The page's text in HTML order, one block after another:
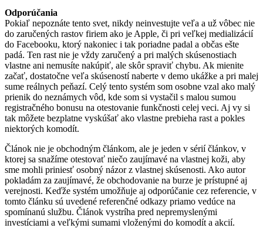
Odporúčania
Pokiaľ nepoznáte tento svet, nikdy neinvestujte veľa a už vôbec nie
do zaručených rastov firiem ako je Apple, či pri veľkej medializácií
do Facebooku, ktorý nakoniec i tak poriadne padal a občas ešte
padá. Ten rast nie je vždy zaručený a pri malých skúsenostiach
vlastne ani nemusíte nakúpiť, ale skôr spraviť chybu. Ak mienite
začať, dostatočne veľa skúseností naberte v demo ukážke a pri malej
sume reálnych peňazí. Celý tento systém som osobne vzal ako malý
prienik do neznámych vôd, kde som si vystačil s malou sumou
registračného bonusu na otestovanie funkčnosti celej veci. Aj vy si
tak môžete bezplatne vyskúšať ako vlastne prebieha rast a pokles
niektorých komodít.
Článok nie je obchodným článkom, ale je jeden v sérií článkov, v
ktorej sa snažíme otestovať niečo zaujímavé na vlastnej koži, aby
sme mohli priniesť osobný názor z vlastnej skúsenosti. Ako autor
pokladám za zaujímavé, že obchodovanie na burze je prístupné aj
verejnosti. Keďže systém umožňuje aj odporúčanie cez referencie, v
tomto článku sú uvedené referenčné odkazy priamo vedúce na
spomínanú službu. Článok vystríha pred nepremyslenými
investíciami a veľkými sumami vloženými do komodít a akcií.